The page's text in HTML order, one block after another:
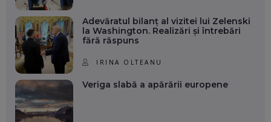
Adevăratul bilanț al vizitei lui Zelenski
la Washington. Realizări și întrebări
fără răspuns
IRINA OLTEANU
Veriga slabă a apărării europene